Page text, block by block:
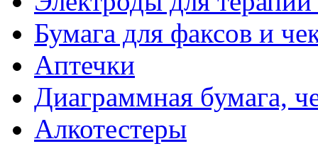
Бумага для факсов и
Аптечки
Диаграммная бумага,
Алкотестеры